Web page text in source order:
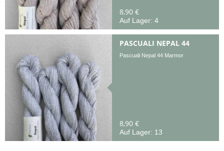
8,90 €
Auf Lager: 4
PASCUALI NEPAL 44
Pascuali Nepal 44 Marmor
8,90 €
Auf Lager: 13